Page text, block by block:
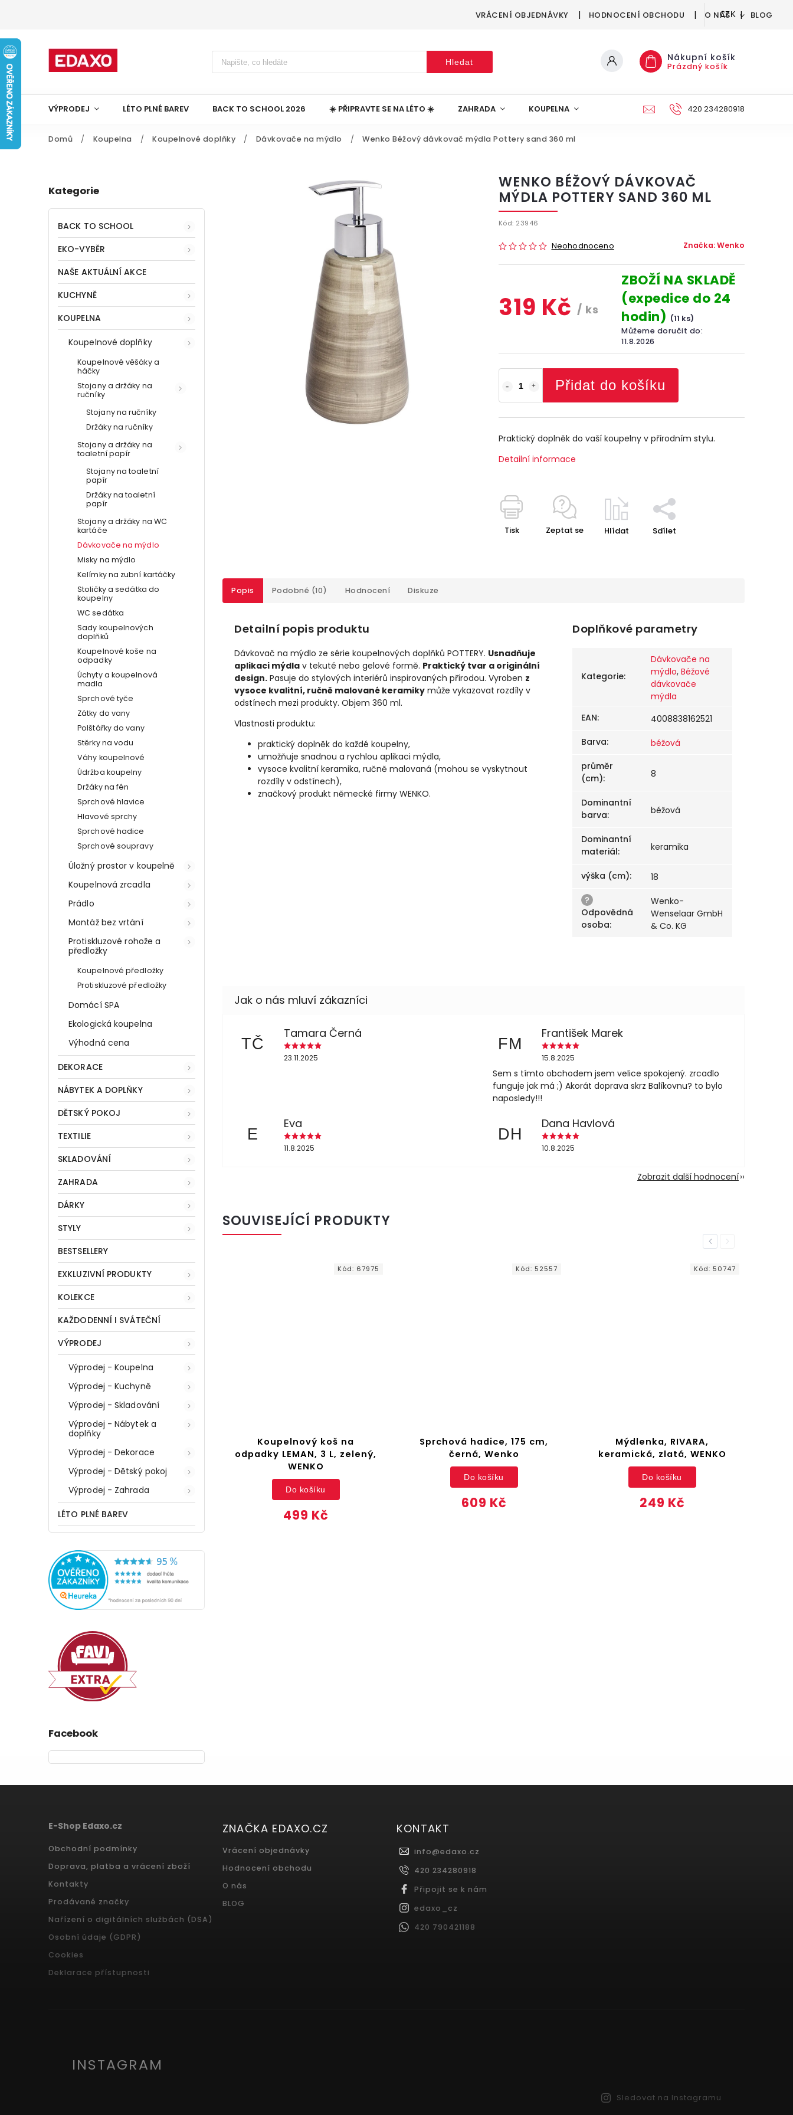
VRÁCENÍ OBJEDNÁVKY HODNOCENÍ OBCHODU O NÁS BLOG
CZK
Hledat Nákupní košík
Prázdný košík
VÝPRODEJ LÉTO PLNÉ BAREV BACK TO SCHOOL 2026 ☀️ PŘIPRAVTE SE NA LÉTO ☀️ ZAHRADA KOUPELNA DEKORACE
420 234280918
Domů / Koupelna / Koupelnové doplňky / Dávkovače na mýdlo / Wenko Béžový dávkovač mýdla Pottery sand 360 ml
Kategorie
BACK TO SCHOOL
EKO-VYBĚR
NAŠE AKTUÁLNÍ AKCE
KUCHYNĚ
KOUPELNA
Koupelnové doplňky
Koupelnové věšáky a
háčky
Stojany a držáky na
ručníky
Stojany na ručníky
Držáky na ručníky
Stojany a držáky na
toaletní papír
Stojany na toaletní
papír
Držáky na toaletní
papír
Stojany a držáky na WC
kartáče
Dávkovače na mýdlo
Misky na mýdlo
Kelímky na zubní kartáčky
Stoličky a sedátka do
koupelny
WC sedátka
Sady koupelnových
doplňků
Koupelnové koše na
odpadky
Úchyty a koupelnová
madla
Sprchové tyče
Zátky do vany
Polštářky do vany
Stěrky na vodu
Váhy koupelnové
Údržba koupelny
Držáky na fén
Sprchové hlavice
Hlavové sprchy
Sprchové hadice
Sprchové soupravy
Úložný prostor v koupelně
Koupelnová zrcadla
Prádlo
Montáž bez vrtání
Protiskluzové rohože a
předložky
Koupelnové předložky
Protiskluzové předložky
Domácí SPA
Ekologická koupelna
Výhodná cena
DEKORACE
NÁBYTEK A DOPLŇKY
DĚTSKÝ POKOJ
TEXTILIE
SKLADOVÁNÍ
ZAHRADA
DÁRKY
STYLY
BESTSELLERY
EXKLUZIVNÍ PRODUKTY
KOLEKCE
KAŽDODENNÍ I SVÁTEČNÍ
VÝPRODEJ
Výprodej - Koupelna
Výprodej - Kuchyně
Výprodej - Skladování
Výprodej - Nábytek a
doplňky
Výprodej - Dekorace
Výprodej - Dětský pokoj
Výprodej - Zahrada
LÉTO PLNÉ BAREV
Facebook
WENKO BÉŽOVÝ DÁVKOVAČ
MÝDLA POTTERY SAND 360 ML
Kód: 23946
Neohodnoceno Značka:Wenko
319 Kč / ks
ZBOŽÍ NA SKLADĚ
(expedice do 24
hodin) (11 ks)
Můžeme doručit do:
11.8.2026
Přidat do košíku
Praktický doplněk do vaší koupelny v přírodním stylu.
Detailní informace
Tisk Zeptat se Hlídat Sdílet
Popis Podobné (10) Hodnocení Diskuze
Detailní popis produktu
Dávkovač na mýdlo ze série koupelnových doplňků POTTERY. Usnadňuje
aplikaci mýdla v tekuté nebo gelové formě. Praktický tvar a originální
design. Pasuje do stylových interiérů inspirovaných přírodou. Vyroben z
vysoce kvalitní, ručně malované keramiky může vykazovat rozdíly v
odstínech mezi produkty. Objem 360 ml.
Vlastnosti produktu:
praktický doplněk do každé koupelny,
umožňuje snadnou a rychlou aplikaci mýdla,
vysoce kvalitní keramika, ručně malovaná (mohou se vyskytnout
rozdíly v odstínech),
značkový produkt německé firmy WENKO.
Doplňkové parametry
Kategorie:
Dávkovače na
mýdlo,Béžové
dávkovače
mýdla
EAN:
4008838162521
Barva:
béžová
průměr
(cm): 8
Dominantní
barva: béžová
Dominantní
materiál: keramika
výška (cm):
18
?
Odpovědná
osoba:
Wenko-
Wenselaar GmbH
& Co. KG
TČ
Tamara Černá
23.11.2025
FM
František Marek
15.8.2025
Sem s tímto obchodem jsem velice spokojený. zrcadlo
funguje jak má ;) Akorát doprava skrz Balíkovnu? to bylo
naposledy!!!
E
Eva
11.8.2025
DH
Dana Havlová
10.8.2025
Zobrazit další hodnocení
SOUVISEJÍCÍ PRODUKTY
Previous
BESTSELLER
Koupelnový koš na
odpadky SWING 2l, černý
349 Kč
Do košíku
Koupelnový koš na
odpadky LEMAN, 3 L, zelený,
WENKO
499 Kč
Do košíku
Kód: 67975
Sprchová hadice, 175 cm,
černá, Wenko
609 Kč
Do košíku
Kód: 52557
Mýdlenka, RIVARA,
keramická, zlatá, WENKO
249 Kč
Do košíku
Kód: 50747
Next
E-Shop Edaxo.cz
Obchodní podmínky
Doprava, platba a vrácení zboží
Kontakty
Prodávané značky
Nařízení o digitálních službách (DSA)
Osobní údaje (GDPR)
Cookies
Deklarace přístupnosti
ZNAČKA EDAXO.CZ
Vrácení objednávky
Hodnocení obchodu
O nás
BLOG
KONTAKT
info@edaxo.cz
420 234280918
Připojit se k nám
edaxo_cz
420 790421188
INSTAGRAM
Sledovat na Instagramu